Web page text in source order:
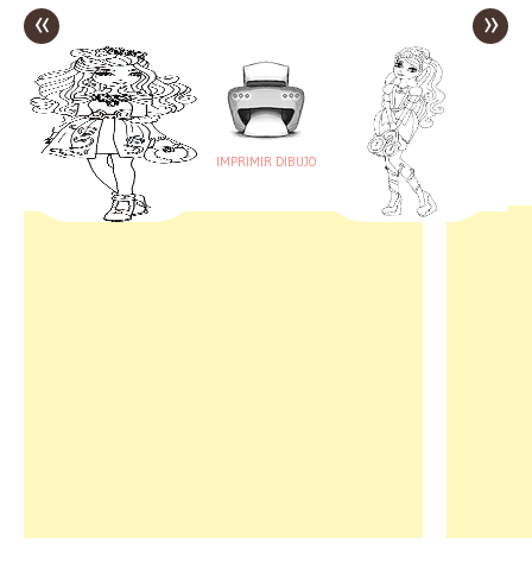
«
IMPRIMIR DIBUJO
»